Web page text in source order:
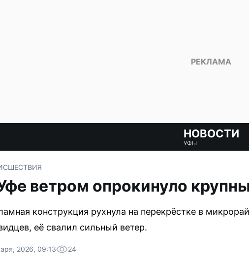
НОВОСТИ
УФЫ
ветром опрокинуло
конструкция рухнула на перекрёстке в
её свалил сильный ветер.
2026, 09:13 24